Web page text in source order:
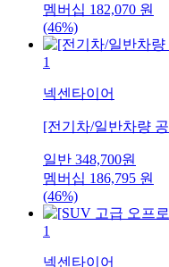
멤버십 182,070 원
(46%)
1
넥센타이어
[전기차/일반차량
일반 348,700원
멤버십 186,795 원
(46%)
1
넥센타이어